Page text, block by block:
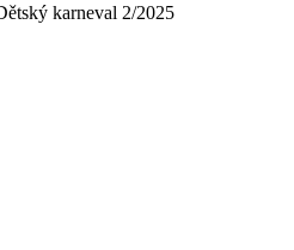
karneval 2/2025